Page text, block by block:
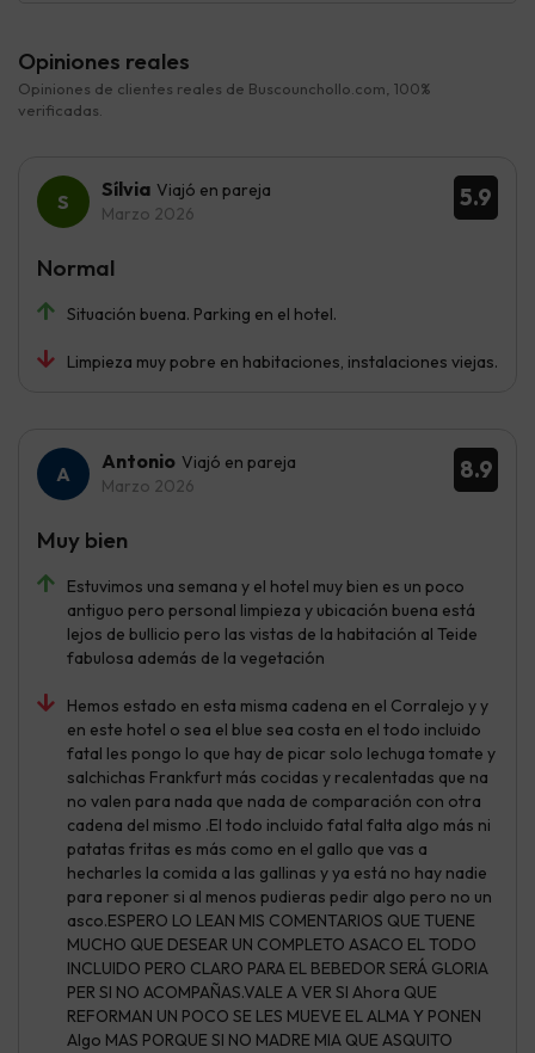
Opiniones reales
Opiniones de clientes reales de Buscounchollo.com, 100%
verificadas.
5.9
Sílvia Viajó en pareja
Marzo 2026
Situación buena. Parking en el hotel.
Limpieza muy pobre en habitaciones, instalaciones viejas.
Normal
8.9
Antonio Viajó en pareja
Marzo 2026
Estuvimos una semana y el hotel muy bien es un poco
antiguo pero personal limpieza y ubicación buena está
lejos de bullicio pero las vistas de la habitación al Teide
fabulosa además de la vegetación
Hemos estado en esta misma cadena en el Corralejo y y
en este hotel o sea el blue sea costa en el todo incluido
fatal les pongo lo que hay de picar solo lechuga tomate y
salchichas Frankfurt más cocidas y recalentadas que na
no valen para nada que nada de comparación con otra
cadena del mismo .El todo incluido fatal falta algo más ni
patatas fritas es más como en el gallo que vas a
hecharles la comida a las gallinas y ya está no hay nadie
para reponer si al menos pudieras pedir algo pero no un
asco.ESPERO LO LEAN MIS COMENTARIOS QUE TUENE
MUCHO QUE DESEAR UN COMPLETO ASACO EL TODO
INCLUIDO PERO CLARO PARA EL BEBEDOR SERÁ GLORIA
PER SI NO ACOMPAÑAS.VALE A VER SI Ahora QUE
REFORMAN UN POCO SE LES MUEVE EL ALMA Y PONEN
Algo MAS PORQUE SI NO MADRE MIA QUE ASQUITO
Muy bien